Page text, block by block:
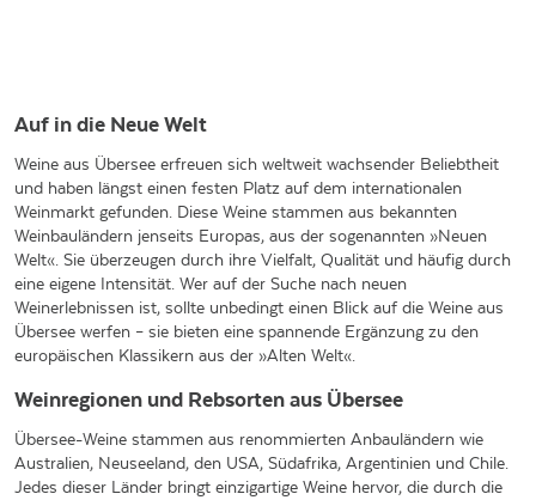
Auf in die Neue Welt
Weine aus Übersee erfreuen sich weltweit wachsender Beliebtheit
und haben längst einen festen Platz auf dem internationalen
Weinmarkt gefunden. Diese Weine stammen aus bekannten
Weinbauländern jenseits Europas, aus der sogenannten »Neuen
Welt«. Sie überzeugen durch ihre Vielfalt, Qualität und häufig durch
eine eigene Intensität. Wer auf der Suche nach neuen
Weinerlebnissen ist, sollte unbedingt einen Blick auf die Weine aus
Übersee werfen – sie bieten eine spannende Ergänzung zu den
europäischen Klassikern aus der »Alten Welt«.
Weinregionen und Rebsorten aus Übersee
Übersee-Weine stammen aus renommierten Anbauländern wie
Australien, Neuseeland, den USA, Südafrika, Argentinien und Chile.
Jedes dieser Länder bringt einzigartige Weine hervor, die durch die